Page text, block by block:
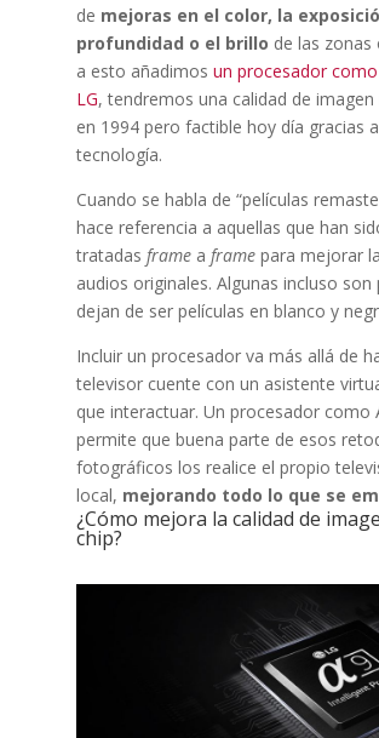
de mejoras en el color, la
profundidad o el brillo de las zonas
a esto añadimos un procesador
LG, tendremos una calidad de
en 1994 pero factible hoy día gracias
tecnología.
Cuando se habla de “películas
hace referencia a aquellas que han
tratadas framea framepara mejorar
audios originales. Algunas incluso son
dejan de ser películas en blanco y
Incluir un procesador va más allá de
televisor cuente con un asistente
que interactuar. Un procesador como
permite que buena parte de esos
fotográficos los realice el propio
local, mejorando todo lo que se
¿Cómo mejora la calidad de
chip?